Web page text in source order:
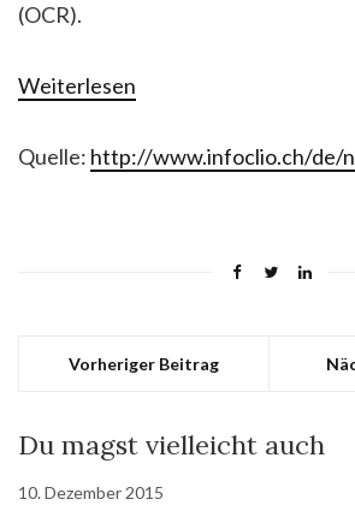
(OCR).
Weiterlesen
Quelle: http://www.infoclio.ch/de/
Vorheriger Beitrag
Du magst vielleicht auch
10. Dezember 2015